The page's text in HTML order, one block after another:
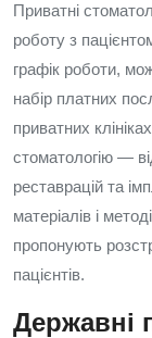
Приватні
роботу з
графік роботи,
набір платних
приватних
стоматологію —
реставрацій та
матеріалів і
пропонують
пацієнтів.
Державні